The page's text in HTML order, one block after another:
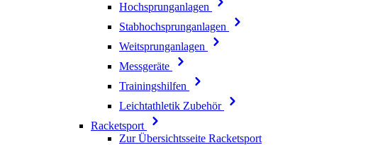
Hochsprunganlagen
Stabhochsprunganlagen
Weitsprunganlagen
Messgeräte
Trainingshilfen
Leichtathletik Zubehör
Racketsport
Zur Übersichtsseite Racketsport